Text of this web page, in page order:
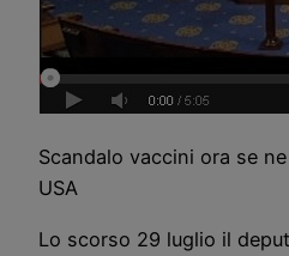
Scandalo vaccini ora se
USA
Lo scorso 29 luglio il